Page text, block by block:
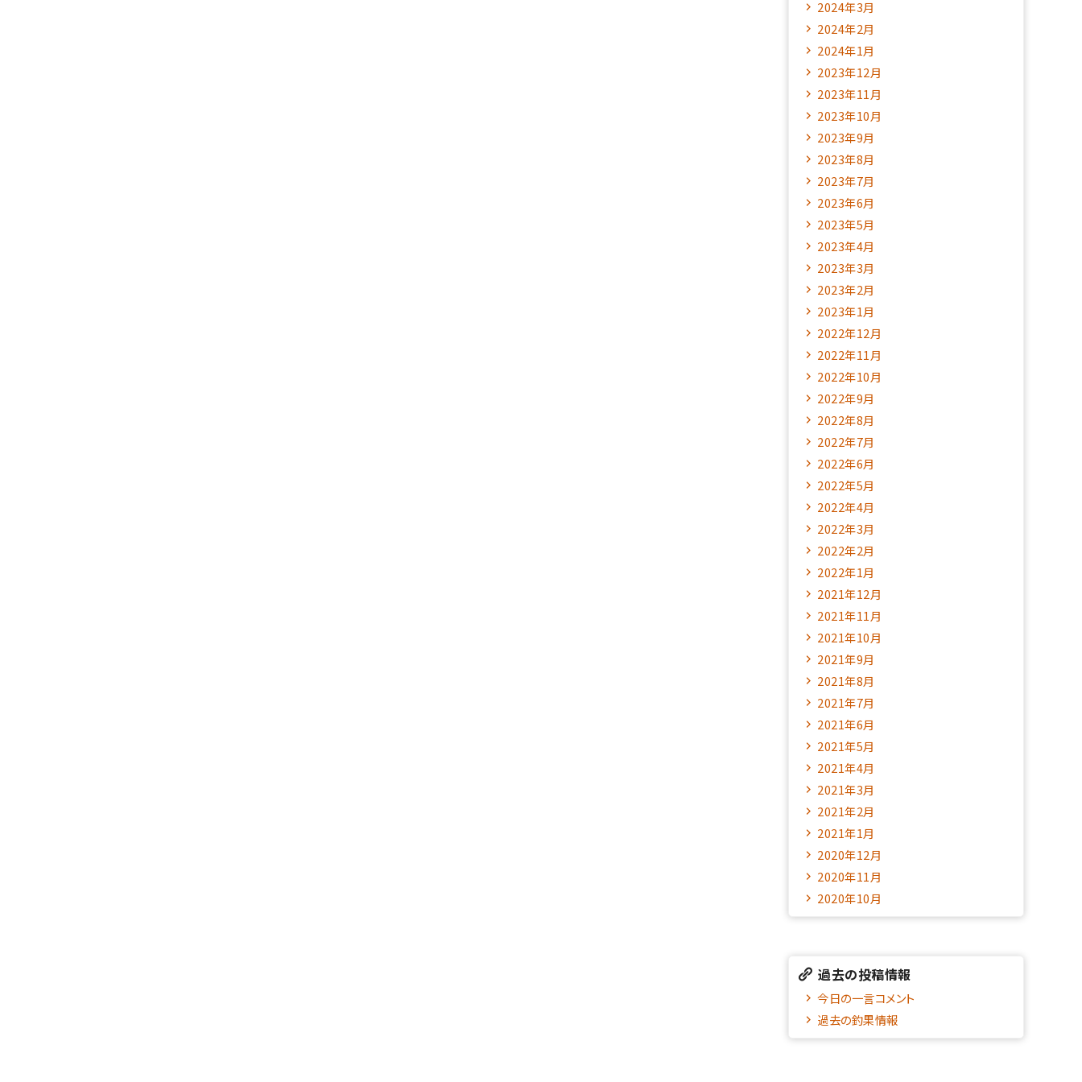
2024年3月
2024年2月
2024年1月
2023年12月
2023年11月
2023年10月
2023年9月
2023年8月
2023年7月
2023年6月
2023年5月
2023年4月
2023年3月
2023年2月
2023年1月
2022年12月
2022年11月
2022年10月
2022年9月
2022年8月
2022年7月
2022年6月
2022年5月
2022年4月
2022年3月
2022年2月
2022年1月
2021年12月
2021年11月
2021年10月
2021年9月
2021年8月
2021年7月
2021年6月
2021年5月
2021年4月
2021年3月
2021年2月
2021年1月
2020年12月
2020年11月
2020年10月
過去の投稿情報
今日の一言コメント
過去の釣果情報